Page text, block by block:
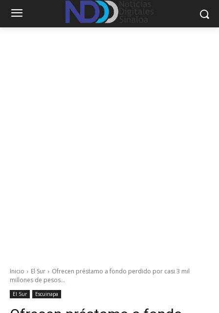
Inicio El Sur
Ofrecen préstamo a fondo perdido por casi 3 mil
millones de pesos...
El Sur Escuinapa